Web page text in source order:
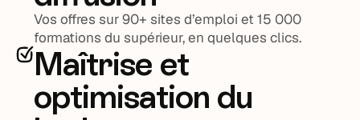
Vos offres sur 90+ sites d’emploi et 15 000
formations du supérieur, en quelques clics.
Maîtrise et
optimisation du